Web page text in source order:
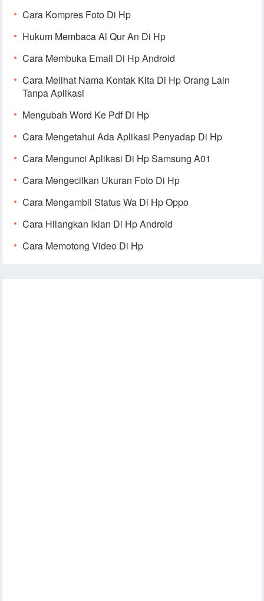
Cara Kompres Foto Di Hp
Hukum Membaca Al Qur An Di Hp
Cara Membuka Email Di Hp Android
Cara Melihat Nama Kontak Kita Di Hp Orang Lain
Tanpa Aplikasi
Mengubah Word Ke Pdf Di Hp
Cara Mengetahui Ada Aplikasi Penyadap Di Hp
Cara Mengunci Aplikasi Di Hp Samsung A01
Cara Mengecilkan Ukuran Foto Di Hp
Cara Mengambil Status Wa Di Hp Oppo
Cara Hilangkan Iklan Di Hp Android
Cara Memotong Video Di Hp